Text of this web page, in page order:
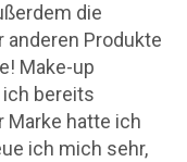
die
anderen Produkte
Make-up
ich bereits
Marke hatte ich
ich mich sehr,